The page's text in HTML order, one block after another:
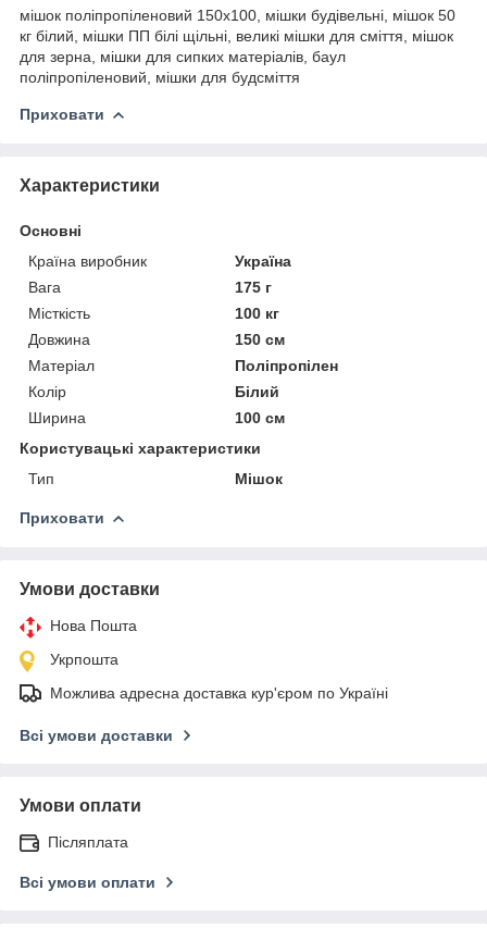
мішок поліпропіленовий 150х100, мішки будівельні, мішок 50
кг білий, мішки ПП білі щільні, великі мішки для сміття, мішок
для зерна, мішки для сипких матеріалів, баул
поліпропіленовий, мішки для будсміття
Приховати
Характеристики
Основні
Країна виробник
Україна
Вага
175 г
Місткість
100 кг
Довжина
150 см
Матеріал
Поліпропілен
Колір
Білий
Ширина
100 см
Користувацькі характеристики
Тип
Мішок
Приховати
Умови доставки
Нова Пошта
Укрпошта
Можлива адресна доставка кур'єром по Україні
Всі умови доставки
Умови оплати
Післяплата
Всі умови оплати